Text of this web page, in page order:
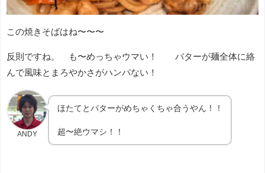
この焼きそばはね〜〜〜
反則ですね。 も〜めっちゃウマい！ バターが麺全体に絡
んで風味とまろやかさがハンパない！
ANDY
ほたてとバターがめちゃくちゃ合うやん！！
超〜絶ウマシ！！